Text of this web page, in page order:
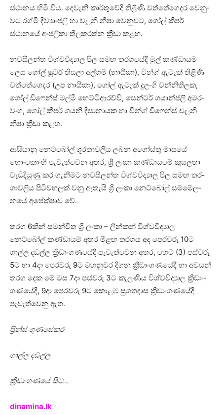
ස්ථානය හිමි විය. දෙවැනි කාර්තු­වේදී තිළිණි වත්තේ­ගෙ­දර වෙනු­
වට රශ්මි දිව්‍යාං­ජලී හා චලනි නීෂා වෙනු­වට, ගෝල් කීපර්
ස්ථානයේ අංජ­ලිකා තිල­ක­රත්න ක්‍රීඩා කළහ.
නව­සී­ලන්ත විශ්ව­වි­ද්‍යාල පිල සමඟ තර­ග­යේදී මුල් කණ්ඩා­යම
ලෙස ගෝල් ෂූටර් තිසලා අල්ගම (නායිකා), වින්ග් ඇටෑක් තිළිණි
වත්තේ­ගෙ­දර (උප නායිකා), ගෝල් ඇටෑක් දුලංගි වන්නි­ති­ලක,
ගෝල් ඩිෆෙන්ස් මල්මී හෙට්ටි­ආ­රච්චි, සෙන්ටර් ගයා­න්ජලී අම­ර­
වංශ, ගෝල් කීපර් ගයනි දිසා­නා­යක හා වින්ග් ඩිෆෙන්ස් චලනි
නීෂා ක්‍රීඩා කළහ.
ආසි­යානු නෙට්බෝල් ශූර­තා­ව­ලිය ලබන අගෝස්තු මාසයේ
හොංකොංහි පැවැ­ත්වෙන අතර, ශ්‍රී ලංකා කණ්ඩා­යමේ කුස­ලතා
වැඩි­දි­යුණු කර ගැනී­මට නව­සී­ලන්ත විශ්ව­වි­ද්‍යාල පිල සමඟ තර­
ගා­ව­ලිය පිටි­ව­හ­ලක් වනු ඇතැයි ශ්‍රී ලංකා නෙට්බෝල් සම්මේ­ල­
නයේ අපේ­ක්ෂාව වේ.
තරග 6කින් සම­න්විත ශ්‍රී ලංකා – ලින්කන් විශ්ව­වි­ද්‍යාල
නෙට්බෝල් කණ්ඩා­යම් අතර මීළඟ තර­ගය අද පෙර­වරු 10ට
ගාල්ල දඩල්ල ක්‍රීඩාං­ග­ණ­යේදී පැවැ­ත්වෙන අතර, හෙට (3) පස්වරු
5ට හා 4දා පෙර­වරු 9ට මහ­නු­වර දිගන ක්‍රීඩාං­ග­ණ­යේදී හා අව­සන්
තරග දෙක මේ මස 7දා පස්වරු 3ට කැල­ණිය විශ්ව­වි­ද්‍යාල ක්‍රීඩාං­
ග­ණ­යේදී, 9දා පෙර­වරු 9ට කොළඹ සුග­ත­දාස ක්‍රීඩාං­ග­ණ‍යේදී
පැවැ­ත්වෙනු ඇත.
ප්‍රින්ස් ගුණ­සේ­කර
ගාල්ල දඩල්ල
ක්‍රීඩාං­ග­ණයේ සිට…
dinamina.lk